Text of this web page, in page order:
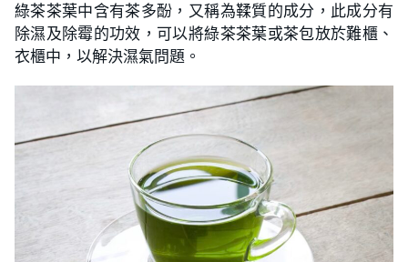
綠茶茶葉中含有茶多酚，又稱為鞣質的成分，此成分有
除濕及除霉的功效，可以將綠茶茶葉或茶包放於難櫃、
衣櫃中，以解決濕氣問題。